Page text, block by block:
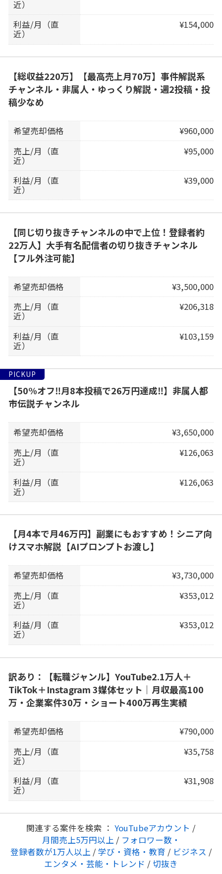
近）
利益/月（直
近）
¥154,000
【総収益220万】【最高売上月70万】事件解説系
チャンネル・非属人・ゆっくり解説・週2投稿・投
稿少なめ
希望売却価格
¥960,000
売上/月（直
近）
¥95,000
利益/月（直
近）
¥39,000
【同じ切り抜きチャンネルの中で上位！登録者約
22万人】大手有名配信者の切り抜きチャンネル
【フル外注可能】
希望売却価格
¥3,500,000
売上/月（直
近）
¥206,318
利益/月（直
近）
¥103,159
PICKUP
【50%オフ‼️月8本投稿で26万円達成‼️】非属人都
市伝説チャンネル
希望売却価格
¥3,650,000
売上/月（直
近）
¥126,063
利益/月（直
近）
¥126,063
【月4本で月46万円】副業にもおすすめ！シニア向
けスマホ解説【AIプロンプトお渡し】
希望売却価格
¥3,730,000
売上/月（直
近）
¥353,012
利益/月（直
近）
¥353,012
訳あり：【転職ジャンル】YouTube2.1万人＋
TikTok＋Instagram 3媒体セット｜月収最高100
万・企業案件30万・ショート400万再生実績
希望売却価格
¥790,000
売上/月（直
近）
¥35,758
利益/月（直
近）
¥31,908
関連する案件を検索 ： YouTubeアカウント /
月間売上5万円以上 / フォロワー数・
登録者数が1万人以上 / 学び・資格・教育 / ビジネス /
エンタメ・芸能・トレンド / 切抜き